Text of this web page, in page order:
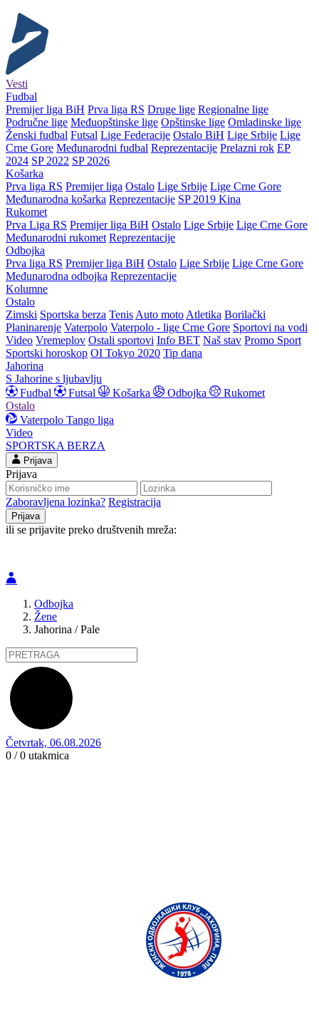
Vesti
Fudbal
Premijer liga BiH Prva liga RS Druge lige Regionalne lige
Područne lige Međuopštinske lige Opštinske lige Omladinske lige
Ženski fudbal Futsal Lige Federacije Ostalo BiH Lige Srbije Lige
Crne Gore Međunarodni fudbal Reprezentacije Prelazni rok EP
2024 SP 2022 SP 2026
Košarka
Prva liga RS Premijer liga Ostalo Lige Srbije Lige Crne Gore
Međunarodna košarka Reprezentacije SP 2019 Kina
Rukomet
Prva Liga RS Premijer liga BiH Ostalo Lige Srbije Lige Crne Gore
Međunarodni rukomet Reprezentacije
Odbojka
Prva liga RS Premijer liga BiH Ostalo Lige Srbije Lige Crne Gore
Međunarodna odbojka Reprezentacije
Kolumne
Ostalo
Zimski Sportska berza Tenis Auto moto Atletika Borilački
Planinarenje Vaterpolo Vaterpolo - lige Crne Gore Sportovi na vodi
Video Vremeplov Ostali sportovi Info BET Naš stav Promo Sport
Sportski horoskop OI Tokyo 2020 Tip dana
Jahorina
S Jahorine s ljubavlju
Fudbal
Futsal Košarka Odbojka
Rukomet
Ostalo
Vaterpolo Tango liga
Video
SPORTSKA BERZA
Prijava
Prijava
Zaboravljena lozinka? Registracija
ili se prijavite preko društvenih mreža:
Odbojka
Žene
Jahorina / Pale
Četvrtak, 06.08.2026
0 / 0 utakmica